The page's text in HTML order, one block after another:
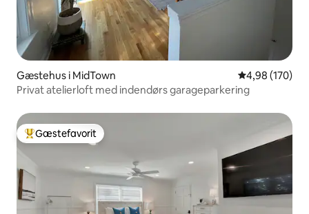
Gæstehus i MidTown 4,98 ud af 5 i
4,98 (170)
Privat atelierloft med indendørs garageparkering
Bedste gæstefavorit
Gæstefavorit